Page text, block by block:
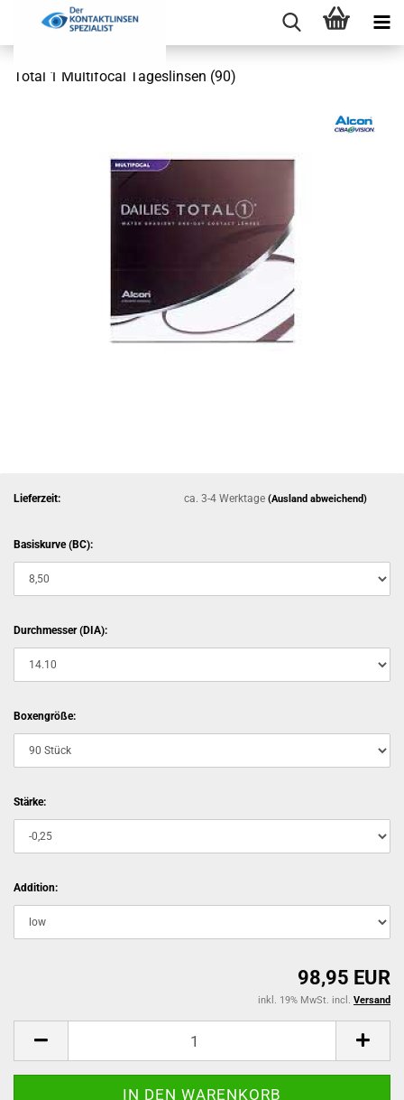
Total 1 Multifocal Tageslinsen (90)
Lieferzeit: ca. 3-4 Werktage(Ausland abweichend)
Basiskurve (BC):
Durchmesser (DIA):
Boxengröße:
Stärke:
Addition:
98,95 EUR
inkl. 19% MwSt. incl. Versand